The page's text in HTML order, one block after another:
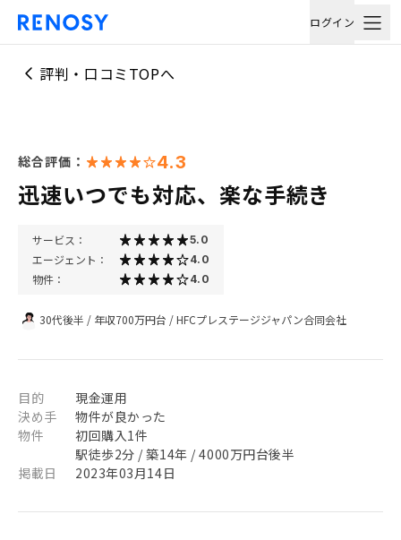
ログイン
評判・口コミTOPへ
総合評価： 4.3
迅速いつでも対応、楽な手続き
サービス： 5.0
エージェント： 4.0
物件： 4.0
30代後半 / 年収700万円台 /HFCプレステージジャパン合同会社
目的
現金運用
決め手
物件が良かった
物件
初回購入1件
駅徒歩2分 / 築14年 / 4000万円台後半
掲載日
2023年03月14日